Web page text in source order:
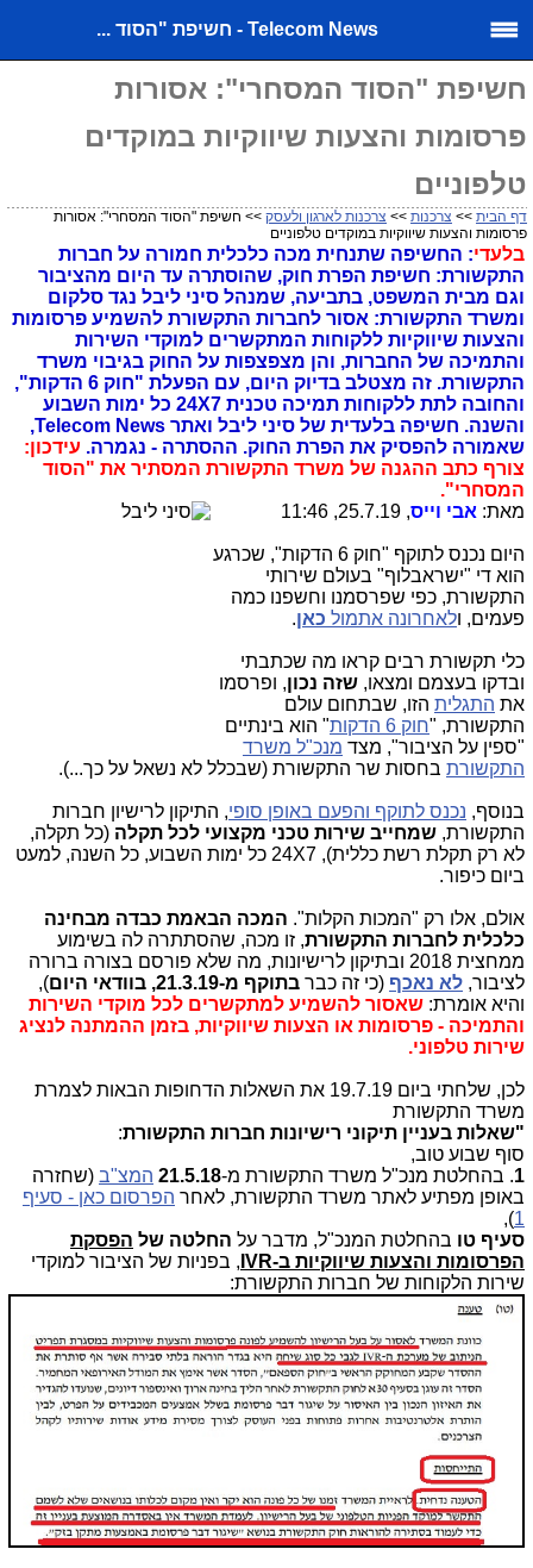
Telecom News - חשיפת "הסוד ...
חשיפת "הסוד המסחרי": אסורות
פרסומות והצעות שיווקיות במוקדים
טלפוניים
דף הבית >> צרכנות >> צרכנות לארגון ולעסק >> חשיפת "הסוד המסחרי": אסורות
פרסומות והצעות שיווקיות במוקדים טלפוניים
בלעדי: החשיפה שתנחית מכה כלכלית חמורה על חברות
התקשורת: חשיפת הפרת חוק, שהוסתרה עד היום מהציבור
וגם מבית המשפט, בתביעה, שמנהל סיני ליבל נגד סלקום
ומשרד התקשורת: אסור לחברות התקשורת להשמיע פרסומות
והצעות שיווקיות ללקוחות המתקשרים למוקדי השירות
והתמיכה של החברות, והן מצפצפות על החוק בגיבוי משרד
התקשורת. זה מצטלב בדיוק היום, עם הפעלת "חוק 6 הדקות",
והחובה לתת ללקוחות תמיכה טכנית 24X7 כל ימות השבוע
והשנה. חשיפה בלעדית של סיני ליבל ואתר Telecom News,
שאמורה להפסיק את הפרת החוק. ההסתרה - נגמרה. עידכון:
צורף כתב ההגנה של משרד התקשורת המסתיר את "הסוד
המסחרי".
מאת: אבי וייס, 25.7.19, 11:46
היום נכנס לתוקף "חוק 6 הדקות", שכרגע
הוא די "ישראבלוף" בעולם שירותי
התקשורת, כפי שפרסמנו וחשפנו כמה
פעמים, ולאחרונה אתמול כאן.
כלי תקשורת רבים קראו מה שכתבתי
ובדקו בעצמם ומצאו, שזה נכון, ופרסמו
את התגלית הזו, שבתחום עולם
התקשורת, "חוק 6 הדקות
" הוא בינתיים
"ספין על הציבור", מצד מנכ"ל משרד
התקשורת בחסות שר התקשורת (שבכלל לא נשאל על כך...).
בנוסף, נכנס לתוקף והפעם באופן סופי, התיקון לרישיון חברות
התקשורת, שמחייב שירות טכני מקצועי לכל תקלה (כל תקלה,
לא רק תקלת רשת כללית), 24X7 כל ימות השבוע, כל השנה, למעט
ביום כיפור.
אולם, אלו רק "המכות הקלות". המכה הבאמת כבדה מבחינה
כלכלית לחברות התקשורת, זו מכה, שהסתתרה לה בשימוע
ממחצית 2018 ובתיקון לרישיונות, מה שלא פורסם בצורה ברורה
לציבור, לא נאכף (כי זה כבר בתוקף מ-21.3.19, בוודאי היום
),
והיא אומרת: שאסור להשמיע למתקשרים לכל מוקדי השירות
והתמיכה - פרסומות או הצעות שיווקיות, בזמן ההמתנה לנציג
שירות טלפוני.
לכן, שלחתי ביום 19.7.19 את השאלות הדחופות הבאות לצמרת
משרד התקשורת
"שאלות בעניין תיקוני רישיונות חברות התקשורת:
סוף שבוע טוב,
1. בהחלטת מנכ"ל משרד התקשורת מ-21.5.18 המצ"ב (שחזרה
באופן מפתיע לאתר משרד התקשורת, לאחר הפרסום כאן - סעיף
1
),
סעיף טו בהחלטת המנכ"ל, מדבר על החלטה של הפסקת
הפרסומות והצעות שיווקיות ב-IVR , בפניות של הציבור למוקדי
שירות הלקוחות של חברות התקשורת: